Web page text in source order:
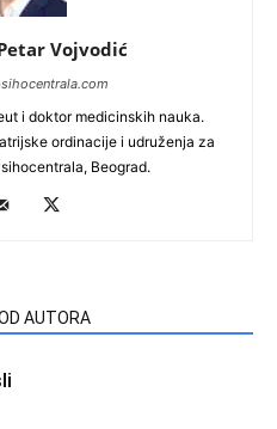
Vojvodić
i doktor medicinskih nauka.
ordinacije i udruženja za
Beograd.
AUTORA